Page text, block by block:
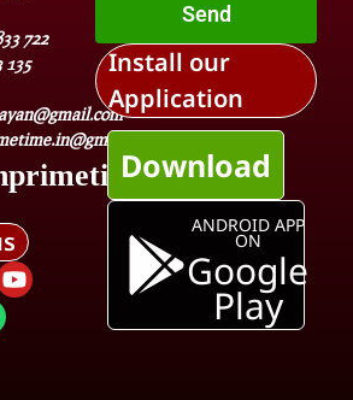
722
135
Send
Install our
Application
Download
ANDROID APP
ON
Google
Play